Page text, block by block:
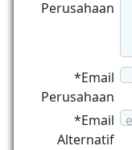
Perusahaan
*Email
Perusahaan
*Email
Alternatif